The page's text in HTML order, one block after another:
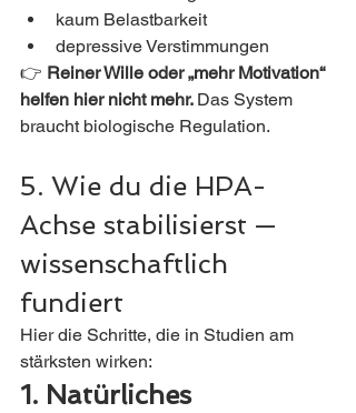
kaum Belastbarkeit
depressive Verstimmungen
👉 Reiner Wille oder „mehr Motivation“
helfen hier nicht mehr. Das System
braucht biologische Regulation.
5. Wie du die HPA-
Achse stabilisierst —
wissenschaftlich
fundiert
Hier die Schritte, die in Studien am
stärksten wirken:
1. Natürliches